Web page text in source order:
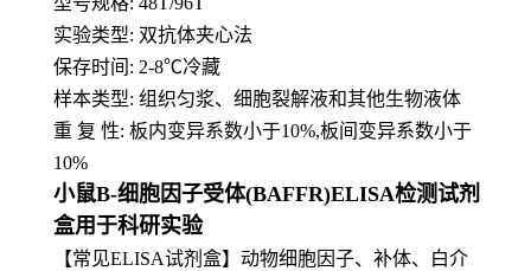
实验类型: 双抗体夹心法
保存时间: 2-8℃冷藏
样本类型: 组织匀浆、细胞裂解液和其他生物液体
重 复 性: 板内变异系数小于10%,板间变异系数小于
10%
小鼠B-细胞因子受体(BAFFR)ELISA检测试剂
盒用于科研实验
【常见ELISA试剂盒】动物细胞因子、补体、白介